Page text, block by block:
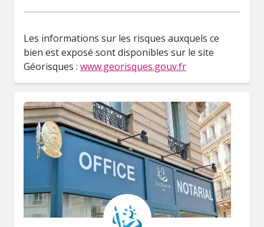
Les informations sur les risques auxquels ce
bien est exposé sont disponibles sur le site
Géorisques : www.georisques.gouv.fr